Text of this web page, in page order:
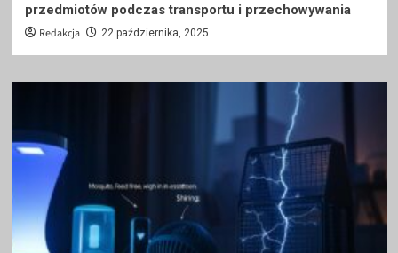
przedmiotów podczas transportu i przechowywania
Redakcja 22 października, 2025